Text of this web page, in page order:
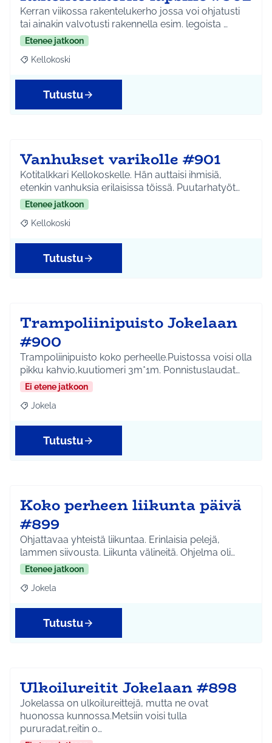
Kerran viikossa rakentelukerho jossa voi ohjatusti
tai ainakin valvotusti rakennella esim. legoista …
Etenee jatkoon
Rajaa tulokset aihepiirin mukaan: Kellokoski
Kellokoski
Tutustu
Vanhukset varikolle #901
Kotitalkkari Kellokoskelle. Hän auttaisi ihmisiä,
etenkin vanhuksia erilaisissa töissä. Puutarhatyöt…
Etenee jatkoon
Rajaa tulokset aihepiirin mukaan: Kellokoski
Kellokoski
Tutustu
Trampoliinipuisto Jokelaan
#900
Trampoliinipuisto koko perheelle.Puistossa voisi olla
pikku kahvio,kuutiomeri 3m*1m. Ponnistuslaudat…
Ei etene jatkoon
Rajaa tulokset aihepiirin mukaan: Jokela
Jokela
Tutustu
Koko perheen liikunta päivä
#899
Ohjattavaa yhteistä liikuntaa. Erinlaisia pelejä,
lammen siivousta. Liikunta välineitä. Ohjelma oli…
Etenee jatkoon
Rajaa tulokset aihepiirin mukaan: Jokela
Jokela
Tutustu
Ulkoilureitit Jokelaan #898
Jokelassa on ulkoilureittejä, mutta ne ovat
huonossa kunnossa.Metsiin voisi tulla
pururadat,reitin o…